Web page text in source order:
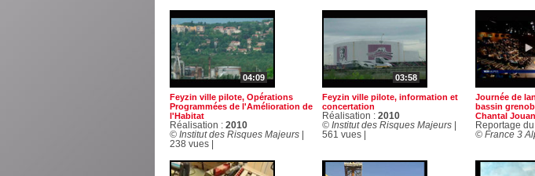
04:09
Feyzin ville pilote, Opérations
Programmées de l'Amélioration de
l'Habitat
Réalisation : 2010
© Institut des Risques Majeurs|
238 vues |
03:58
Feyzin ville pilote, information et
concertation
Réalisation : 2010
© Institut des Risques Majeurs|
561 vues |
Journée de
bassin
Chantal
Reportage
© France 3